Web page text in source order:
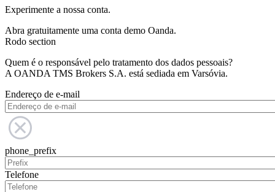
Experimente a nossa conta.
Abra gratuitamente uma conta demo Oanda.
Rodo section
Quem é o responsável pelo tratamento dos dados pessoais?
A OANDA TMS Brokers S.A. está sediada em Varsóvia.
Endereço de e-mail
phone_prefix
Telefone